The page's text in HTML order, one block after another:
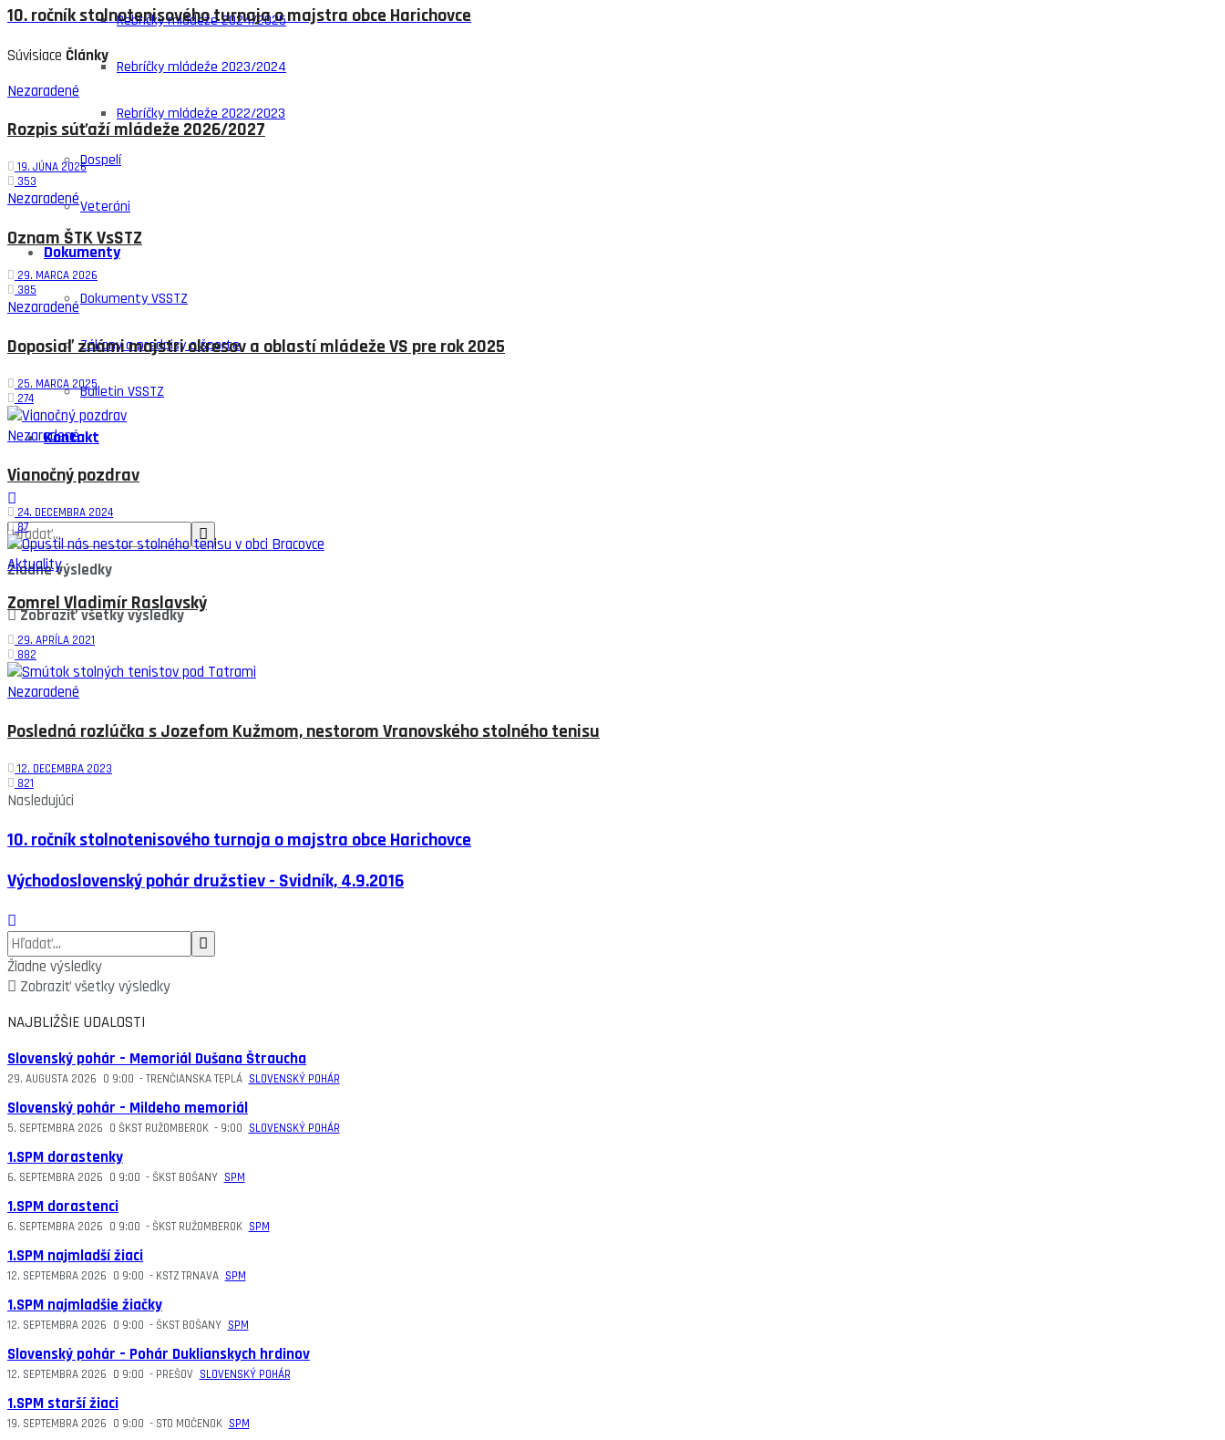
Rebríčky mládeže 2024/2025
Rebríčky mládeže 2023/2024
Rebríčky mládeže 2022/2023
Dospelí
Veteráni
Dokumenty
Dokumenty VSSTZ
Zákony a predpisy o športe
Bulletin VSSTZ
Kontakt
Žiadne výsledky
Zobraziť všetky výsledky
10. ročník stolnotenisového turnaja o majstra obce Harichovce
Súvisiace Články
Nezaradené
Rozpis súťaží mládeže 2026/2027
19. JÚNA 2026
353
Nezaradené
Oznam ŠTK VsSTZ
29. MARCA 2026
385
Nezaradené
Doposiaľ známi majstri okresov a oblastí mládeže VS pre rok 2025
25. MARCA 2025
274
Nezaradené
Vianočný pozdrav
24. DECEMBRA 2024
87
Aktuality
Zomrel Vladimír Raslavský
29. APRÍLA 2021
882
Nezaradené
Posledná rozlúčka s Jozefom Kužmom, nestorom Vranovského stolného tenisu
12. DECEMBRA 2023
821
Nasledujúci
10. ročník stolnotenisového turnaja o majstra obce Harichovce
Východoslovenský pohár družstiev - Svidník, 4.9.2016
Žiadne výsledky
Zobraziť všetky výsledky
NAJBLIŽŠIE UDALOSTI
Slovenský pohár – Memoriál Dušana Štraucha
29. AUGUSTA 2026 O 9:00 -TRENČIANSKA TEPLÁ SLOVENSKÝ POHÁR
Slovenský pohár – Mildeho memoriál
5. SEPTEMBRA 2026 O ŠKST RUŽOMBEROK - 9:00 SLOVENSKÝ POHÁR
1.SPM dorastenky
6. SEPTEMBRA 2026 O 9:00 - ŠKST BOŠANY SPM
1.SPM dorastenci
6. SEPTEMBRA 2026 O 9:00 - ŠKST RUŽOMBEROK SPM
1.SPM najmladší žiaci
12. SEPTEMBRA 2026 O 9:00 - KSTZ TRNAVA SPM
1.SPM najmladšie žiačky
12. SEPTEMBRA 2026 O 9:00 - ŠKST BOŠANY SPM
Slovenský pohár – Pohár Duklianskych hrdinov
12. SEPTEMBRA 2026 O 9:00 - PREŠOV SLOVENSKÝ POHÁR
1.SPM starší žiaci
19. SEPTEMBRA 2026 O 9:00 - STO MOČENOK SPM